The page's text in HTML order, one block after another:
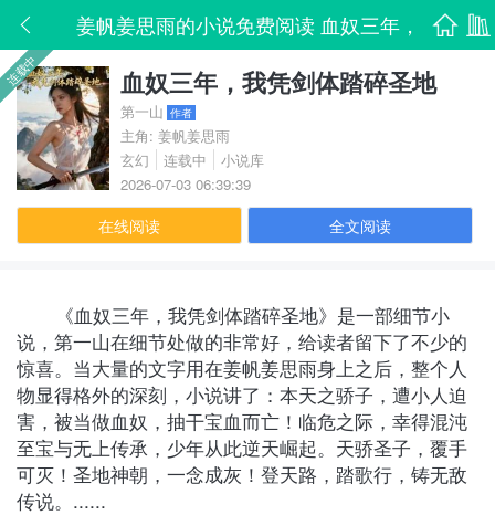
姜帆姜思雨的小说免费阅读 血奴三年，
我凭剑体踏碎圣地无删减全文
首页 书架
连载中 血奴三年，我凭剑体踏碎圣地
第一山 作者
主角: 姜帆姜思雨
玄幻
连载中
小说库
2026-07-03 06:39:39
在线阅读 全文阅读
《血奴三年，我凭剑体踏碎圣地》是一部细节小
说，第一山在细节处做的非常好，给读者留下了不少的
惊喜。当大量的文字用在姜帆姜思雨身上之后，整个人
物显得格外的深刻，小说讲了：本天之骄子，遭小人迫
害，被当做血奴，抽干宝血而亡！临危之际，幸得混沌
至宝与无上传承，少年从此逆天崛起。天骄圣子，覆手
可灭！圣地神朝，一念成灰！登天路，踏歌行，铸无敌
传说。......